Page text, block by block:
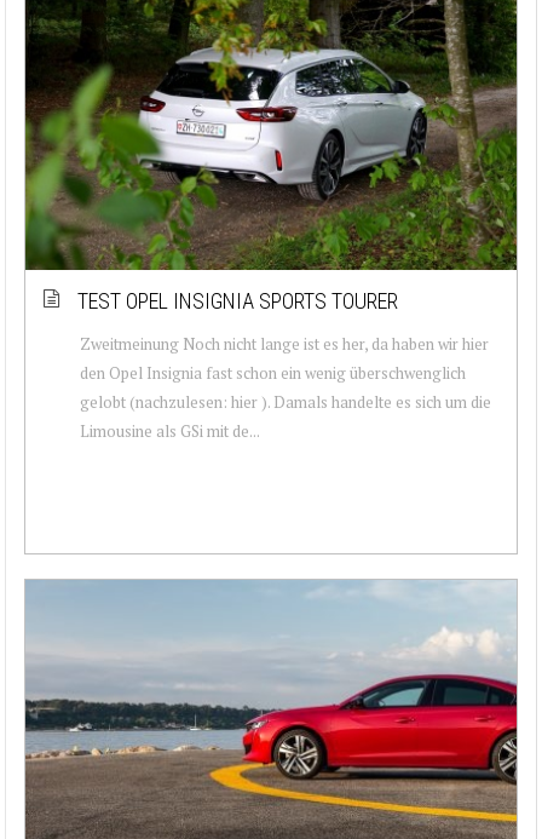
TEST OPEL INSIGNIA SPORTS TOURER
Zweitmeinung Noch nicht lange ist es her, da haben wir hier
den Opel Insignia fast schon ein wenig überschwenglich
gelobt (nachzulesen: hier ). Damals handelte es sich um die
Limousine als GSi mit de...